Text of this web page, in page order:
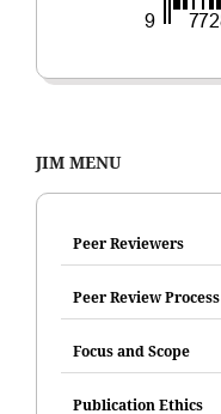
JIM MENU
Peer Reviewers
Peer Review Process
Focus and Scope
Publication Ethics